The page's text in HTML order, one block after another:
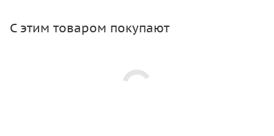
С этим товаром покупают